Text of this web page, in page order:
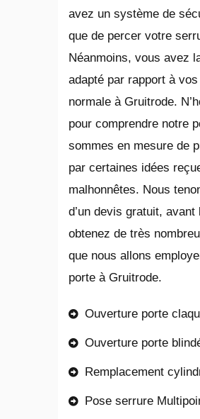
avez un système de
que de percer votre
Néanmoins, vous avez
adapté par rapport à
normale à Gruitrode.
pour comprendre notre
sommes en mesure de
par certaines idées
malhonnêtes. Nous
d’un devis gratuit,
obtenez de très
que nous allons
porte à Gruitrode.
Ouverture porte
Ouverture porte
Remplacement
Pose serrure